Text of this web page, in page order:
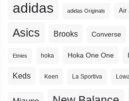
adidas adidas Originals Air
Asics Brooks Converse
Etnies hoka Hoka One One
Keds Keen La Sportiva